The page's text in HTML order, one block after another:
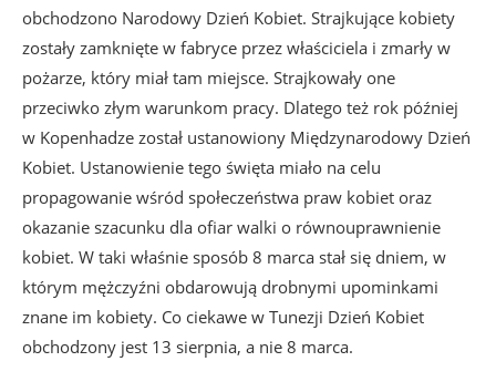
obchodzono Narodowy Dzień Kobiet. Strajkujące kobiety
zostały zamknięte w fabryce przez właściciela i zmarły w
pożarze, który miał tam miejsce. Strajkowały one
przeciwko złym warunkom pracy. Dlatego też rok później
w Kopenhadze został ustanowiony Międzynarodowy Dzień
Kobiet. Ustanowienie tego święta miało na celu
propagowanie wśród społeczeństwa praw kobiet oraz
okazanie szacunku dla ofiar walki o równouprawnienie
kobiet. W taki właśnie sposób 8 marca stał się dniem, w
którym mężczyźni obdarowują drobnymi upominkami
znane im kobiety. Co ciekawe w Tunezji Dzień Kobiet
obchodzony jest 13 sierpnia, a nie 8 marca.